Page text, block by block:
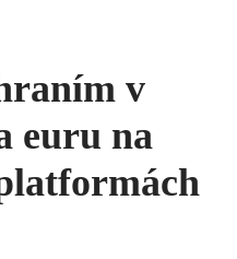
v
euru na